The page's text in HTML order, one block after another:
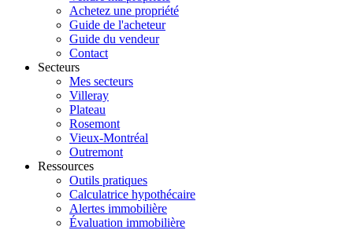
Achetez une propriété
Guide de l'acheteur
Guide du vendeur
Contact
Secteurs
Mes secteurs
Villeray
Plateau
Rosemont
Vieux-Montréal
Outremont
Ressources
Outils pratiques
Calculatrice hypothécaire
Alertes immobilière
Évaluation immobilière